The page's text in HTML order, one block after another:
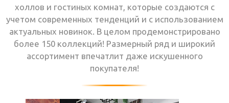
холлов и гостиных комнат, которые создаются с
учетом современных тенденций и с использованием
актуальных новинок. В целом продемонстрировано
более 150 коллекций! Размерный ряд и широкий
ассортимент впечатлит даже искушенного
покупателя!